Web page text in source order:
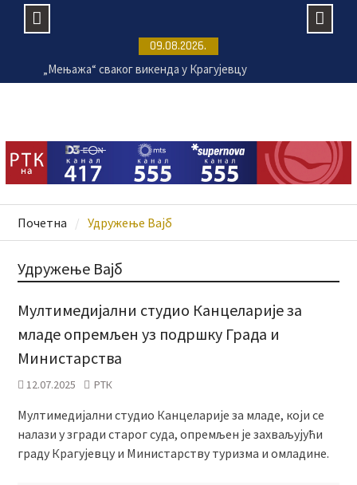
content
09.08.2026.
„Мењажа“ сваког викенда у Крагујевцу
Пансиони за псе све траженији током летње
крагујевачког УКЦ-а
Раднички 1923 убедљив против Земуна
Почетна Удружење Вајб
Удружење Вајб
Мултимедијални студио Канцеларије за
младе опремљен уз подршку Града и
Министарства
12.07.2025 РТК
Мултимедијални студио Канцеларије за младе, који се
налази у згради старог суда, опремљен је захваљујући
граду Крагујевцу и Министарству туризма и омладине.